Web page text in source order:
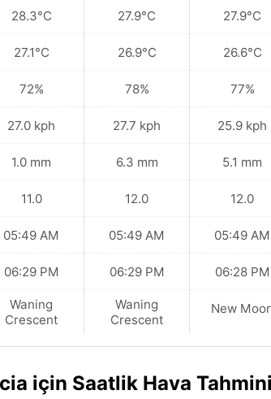
28.3°C
27.1°C
72%
27.0 kph
1.0 mm
11.0
05:49 AM
06:29 PM
Waning
Crescent
27.9°C
26.9°C
78%
27.7 kph
6.3 mm
12.0
05:49 AM
06:29 PM
Waning
Crescent
27.9°C
26.6°C
77%
25.9 kph
5.1 mm
12.0
05:49 AM
06:28 PM
New
için Saatlik Hava